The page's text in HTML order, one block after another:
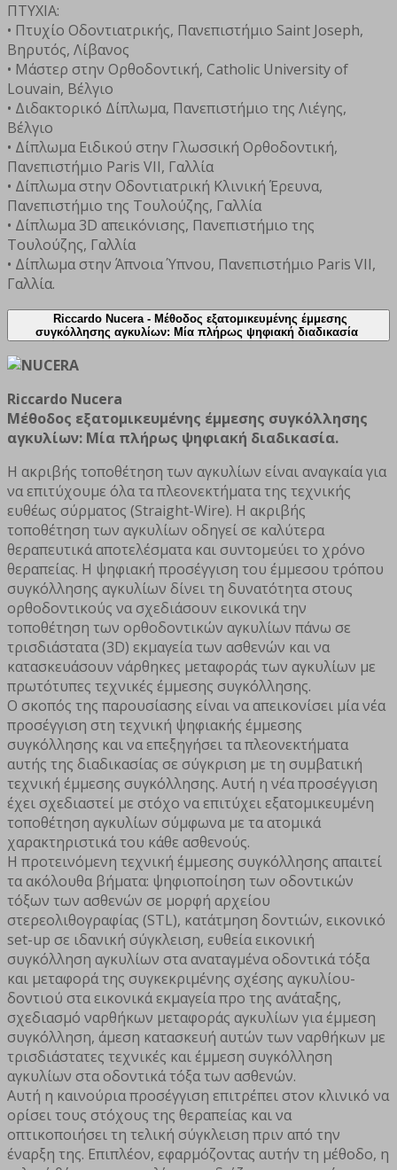
ΠΤΥΧΙΑ:
• Πτυχίο Οδοντιατρικής, Πανεπιστήμιο Saint Joseph,
Βηρυτός, Λίβανος
• Μάστερ στην Ορθοδοντική, Catholic University of
Louvain, Βέλγιο
• Διδακτορικό Δίπλωμα, Πανεπιστήμιο της Λιέγης,
Βέλγιο
• Δίπλωμα Ειδικού στην Γλωσσική Ορθοδοντική,
Πανεπιστήμιο Paris VII, Γαλλία
• Δίπλωμα στην Οδοντιατρική Κλινική Έρευνα,
Πανεπιστήμιο της Τουλούζης, Γαλλία
• Δίπλωμα 3D απεικόνισης, Πανεπιστήμιο της
Τουλούζης, Γαλλία
• Δίπλωμα στην Άπνοια Ύπνου, Πανεπιστήμιο Paris VII,
Γαλλία.
Riccardo Nucera - Μέθοδος εξατομικευμένης έμμεσης
συγκόλλησης αγκυλίων: Μία πλήρως ψηφιακή διαδικασία
Riccardo Nucera
Μέθοδος εξατομικευμένης έμμεσης συγκόλλησης
αγκυλίων: Μία πλήρως ψηφιακή διαδικασία.
Η ακριβής τοποθέτηση των αγκυλίων είναι αναγκαία για
να επιτύχουμε όλα τα πλεονεκτήματα της τεχνικής
ευθέως σύρματος (Straight-Wire). Η ακριβής
τοποθέτηση των αγκυλίων οδηγεί σε καλύτερα
θεραπευτικά αποτελέσματα και συντομεύει το χρόνο
θεραπείας. Η ψηφιακή προσέγγιση του έμμεσου τρόπου
συγκόλλησης αγκυλίων δίνει τη δυνατότητα στους
ορθοδοντικούς να σχεδιάσουν εικονικά την
τοποθέτηση των ορθοδοντικών αγκυλίων πάνω σε
τρισδιάστατα (3D) εκμαγεία των ασθενών και να
κατασκευάσουν νάρθηκες μεταφοράς των αγκυλίων με
πρωτότυπες τεχνικές έμμεσης συγκόλλησης.
Ο σκοπός της παρουσίασης είναι να απεικονίσει μία νέα
προσέγγιση στη τεχνική ψηφιακής έμμεσης
συγκόλλησης και να επεξηγήσει τα πλεονεκτήματα
αυτής της διαδικασίας σε σύγκριση με τη συμβατική
τεχνική έμμεσης συγκόλλησης. Αυτή η νέα προσέγγιση
έχει σχεδιαστεί με στόχο να επιτύχει εξατομικευμένη
τοποθέτηση αγκυλίων σύμφωνα με τα ατομικά
χαρακτηριστικά του κάθε ασθενούς.
Η προτεινόμενη τεχνική έμμεσης συγκόλλησης απαιτεί
τα ακόλουθα βήματα: ψηφιοποίηση των οδοντικών
τόξων των ασθενών σε μορφή αρχείου
στερεολιθογραφίας (STL), κατάτμηση δοντιών, εικονικό
set-up σε ιδανική σύγκλειση, ευθεία εικονική
συγκόλληση αγκυλίων στα αναταγμένα οδοντικά τόξα
και μεταφορά της συγκεκριμένης σχέσης αγκυλίου-
δοντιού στα εικονικά εκμαγεία προ της ανάταξης,
σχεδιασμό ναρθήκων μεταφοράς αγκυλίων για έμμεση
συγκόλληση, άμεση κατασκευή αυτών των ναρθήκων με
τρισδιάστατες τεχνικές και έμμεση συγκόλληση
αγκυλίων στα οδοντικά τόξα των ασθενών.
Αυτή η καινούρια προσέγγιση επιτρέπει στον κλινικό να
ορίσει τους στόχους της θεραπείας και να
οπτικοποιήσει τη τελική σύγκλειση πριν από την
έναρξη της. Επιπλέον, εφαρμόζοντας αυτήν τη μέθοδο, η